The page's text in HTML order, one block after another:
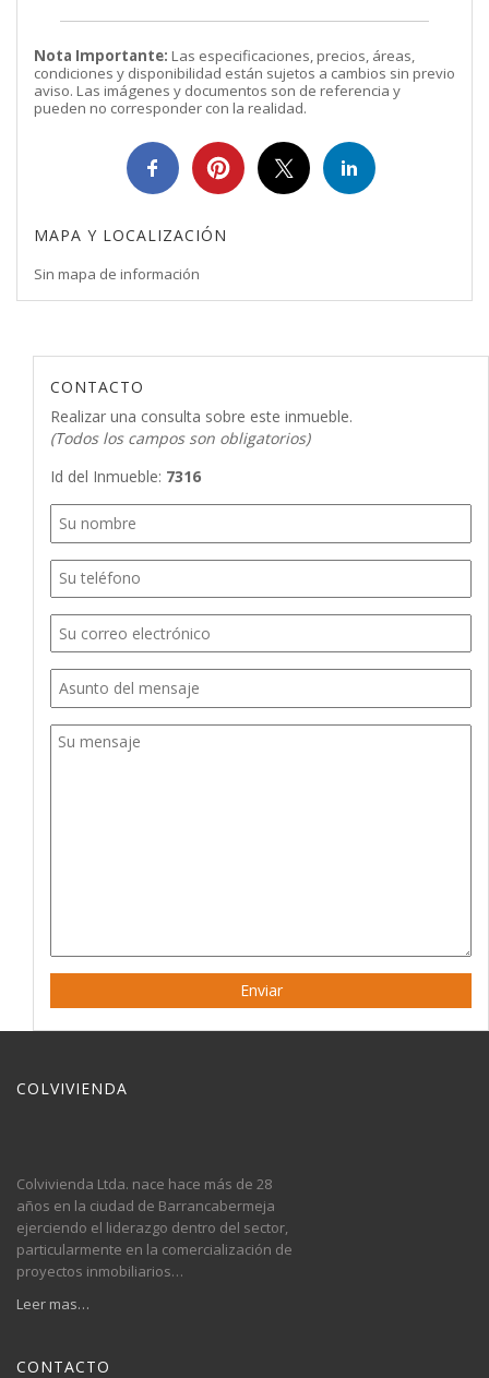
Nota Importante: Las especificaciones, precios, áreas,
condiciones y disponibilidad están sujetos a cambios sin previo
aviso. Las imágenes y documentos son de referencia y
pueden no corresponder con la realidad.
MAPA Y LOCALIZACIÓN
Sin mapa de información
CONTACTO
Realizar una consulta sobre este inmueble.
(Todos los campos son obligatorios)
Id del Inmueble: 7316
COLVIVIENDA
Colvivienda Ltda. nace hace más de 28
años en la ciudad de Barrancabermeja
ejerciendo el liderazgo dentro del sector,
particularmente en la comercialización de
proyectos inmobiliarios…
Leer mas…
CONTACTO